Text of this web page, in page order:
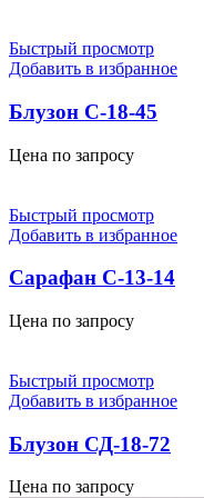
Быстрый просмотр
Добавить в избранное
Блузон С-18-45
Цена по запросу
Быстрый просмотр
Добавить в избранное
Сарафан С-13-14
Цена по запросу
Быстрый просмотр
Добавить в избранное
Блузон СД-18-72
Цена по запросу